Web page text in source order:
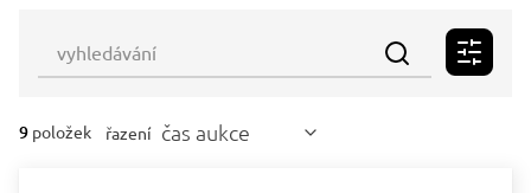
9 položek řazení čas aukce